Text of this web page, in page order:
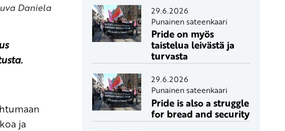
Daniela
ja
29.6.2026
Punainen sateenkaari
Pride on myös
taistelua leivästä ja
turvasta
29.6.2026
Punainen sateenkaari
Pride is also a struggle
for bread and security